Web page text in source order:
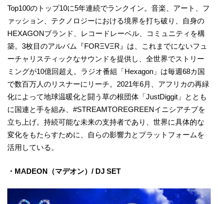
Top100のトップ10に5年連続でランクイン。音楽、アート、フ
ァッション、テクノロジーにおける境界を打ち破り、自身の
HEXAGONブランド、レコードレーベル、コミュニティを構
築。3枚目のアルバム『FORΞVΞR』は、これまでにないフュ
ーチャリスティックなサウンドを提供し、全世界でストリー
ミングが10億回超え。ラジオ番組「Hexagon」は毎週68カ国
で数百万人のリスナーにリーチ。2021年6月、アフリカの再緑
化によって地球温暖化と闘う草の根団体「JustDiggit」ととも
に国連と手を組み、#STREAMTOREGREENイニシアチブを
立ち上げ。持続可能な未来の支持者であり、世界に具体的な
変化をもたらすために、自らの影響力とプラットフォームを
活用している。
・MADEON（マデオン）/ DJ SET